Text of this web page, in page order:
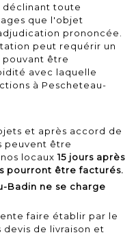
déclinant toute
que l'objet
prononcée.
peut requérir un
pouvant être
avec laquelle
à Pescheteau-
et après accord de
peuvent être
locaux 15 jours après
pourront être facturés.
Badin ne se charge
faire établir par le
de livraison et